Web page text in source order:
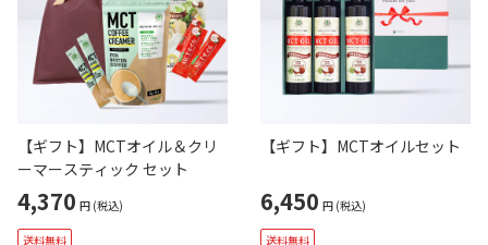
【ギフト】MCTオイル＆クリ
ーマースティック セット
4,370 円 (税込)
送料無料
【ギフト】MCTオイルセット
6,450 円 (税込)
送料無料